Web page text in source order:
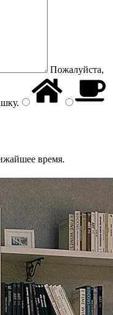
Пожалуйста,
.
время.